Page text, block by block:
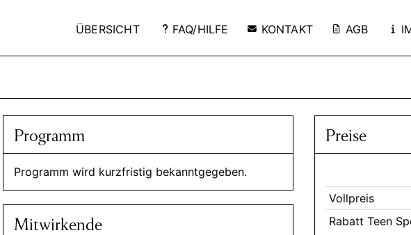
ÜBERSICHT FAQ/HILFE KONTAKT AGB
Programm
Programm wird kurzfristig bekanntgegeben.
Mitwirkende
Preise
Vollpreis
Rabatt Teen